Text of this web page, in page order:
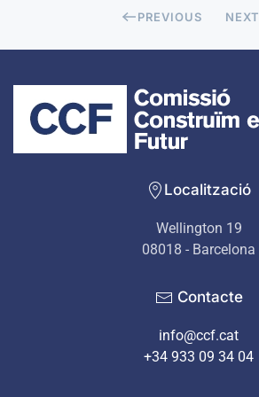
PREVIOUS NEXT
Localització
Wellington 19
08018 - Barcelona
Contacte
info@ccf.cat
+34 933 09 34 04